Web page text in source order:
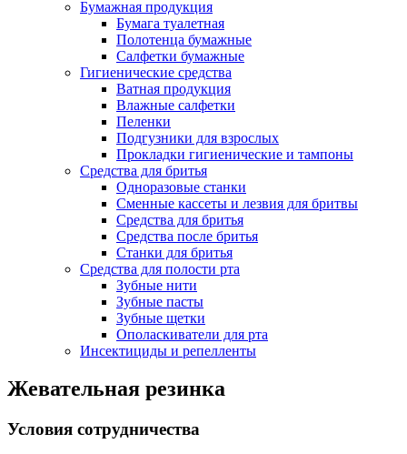
Бумажная продукция
Бумага туалетная
Полотенца бумажные
Салфетки бумажные
Гигиенические средства
Ватная продукция
Влажные салфетки
Пеленки
Подгузники для взрослых
Прокладки гигиенические и тампоны
Средства для бритья
Одноразовые станки
Сменные кассеты и лезвия для бритвы
Средства для бритья
Средства после бритья
Станки для бритья
Средства для полости рта
Зубные нити
Зубные пасты
Зубные щетки
Ополаскиватели для рта
Инсектициды и репелленты
Жевательная резинка
Условия сотрудничества